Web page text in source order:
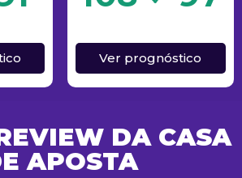
Ver prognóstico
DA CASA
APOSTA